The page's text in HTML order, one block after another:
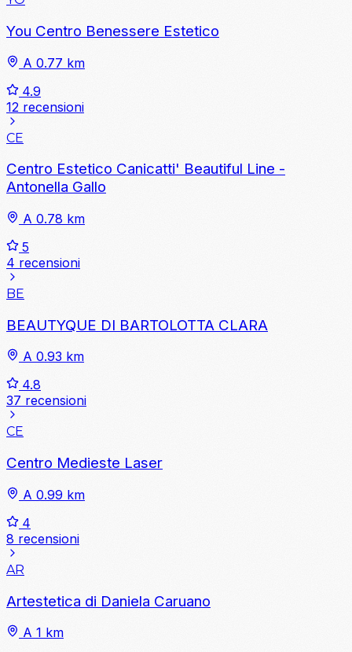
You Centro Benessere Estetico
A 0.77 km
4.9
12 recensioni
CE
Centro Estetico Canicatti' Beautiful Line -
Antonella Gallo
A 0.78 km
5
4 recensioni
BE
BEAUTYQUE DI BARTOLOTTA CLARA
A 0.93 km
4.8
37 recensioni
CE
Centro Medieste Laser
A 0.99 km
4
8 recensioni
AR
Artestetica di Daniela Caruano
A 1 km